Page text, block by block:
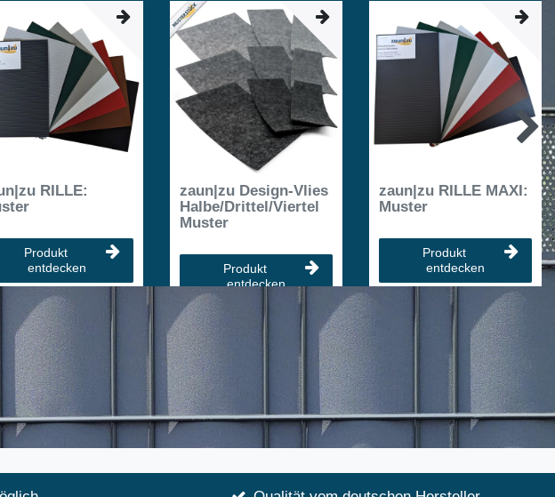
RILLE:
Produkt
entdecken
zaun|zu Design-Vlies
Halbe/Drittel/Viertel
Muster
Produkt
entdecken
zaun|zu RILLE MAXI:
Muster
Produkt
entdecken